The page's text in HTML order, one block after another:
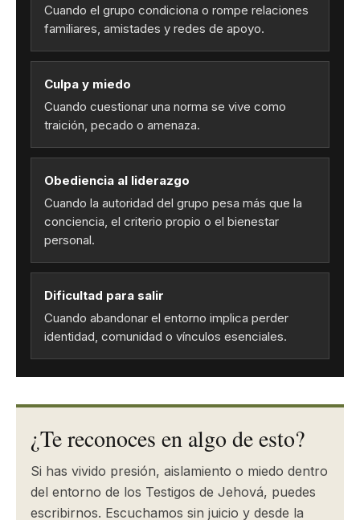
Cuando el grupo condiciona o rompe relaciones
familiares, amistades y redes de apoyo.
Culpa y miedo
Cuando cuestionar una norma se vive como
traición, pecado o amenaza.
Obediencia al liderazgo
Cuando la autoridad del grupo pesa más que la
conciencia, el criterio propio o el bienestar
personal.
Dificultad para salir
Cuando abandonar el entorno implica perder
identidad, comunidad o vínculos esenciales.
¿Te reconoces en algo de esto?
Si has vivido presión, aislamiento o miedo dentro
del entorno de los Testigos de Jehová, puedes
escribirnos. Escuchamos sin juicio y desde la